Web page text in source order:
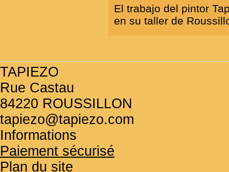
El trabajo del pintor
en su taller de
TAPIEZO
Rue Castau
84220 ROUSSILLON
tapiezo@tapiezo.com
Informations
Paiement sécurisé
Plan du site